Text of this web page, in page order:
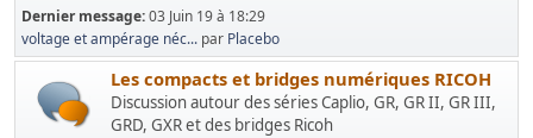
Dernier message:03 Juin 19 à 18:29
voltage et ampérage néc... par Placebo
Les compacts et bridges numériques RICOH
Discussion autour des séries Caplio, GR, GR II, GR III,
GRD, GXR et des bridges Ricoh